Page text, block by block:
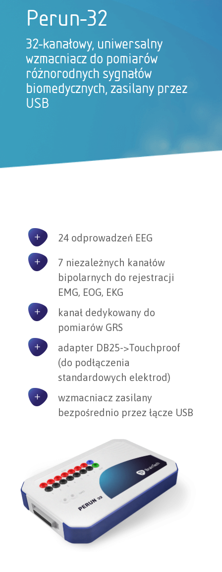
Perun-32
32-kanałowy, uniwersalny
wzmacniacz do pomiarów
różnorodnych sygnałów
biomedycznych, zasilany przez
USB
24 odprowadzeń EEG
7 niezależnych kanałów
bipolarnych do rejestracji
EMG, EOG, EKG
kanał dedykowany do
pomiarów GRS
adapter DB25->Touchproof
(do podłączenia
standardowych elektrod)
wzmacniacz zasilany
bezpośrednio przez łącze USB